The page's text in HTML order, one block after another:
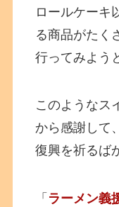
ロールケーキ
る商品がたく
行ってみよう
このようなス
から感謝して
復興を祈るば
「 ラーメン義